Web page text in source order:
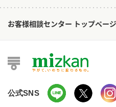
お客様相談センター トップページ
公式SNS